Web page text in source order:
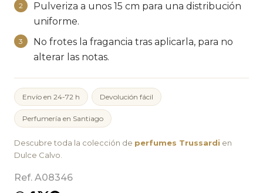
2
Pulveriza a unos 15 cm para una distribución
uniforme.
3
No frotes la fragancia tras aplicarla, para no
alterar las notas.
Envío en 24-72 h Devolución fácil
Perfumería en Santiago
Descubre toda la colección de perfumes Trussardi en
Dulce Calvo.
Ref. A08346